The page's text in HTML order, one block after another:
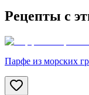
Рецепты с
Парфе из морских